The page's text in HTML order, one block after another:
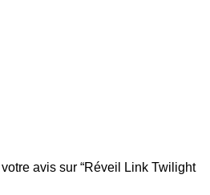
avis sur “Réveil Link Twilight